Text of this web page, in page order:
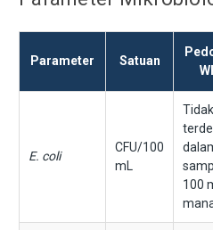
Parameter Satuan
E. coli
CFU/100
mL
Tidak
100